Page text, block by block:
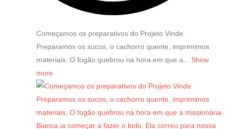
Começamos os preparativos do Projeto Vinde.
Preparamos os sucos, o cachorro quente, imprimimos
materiais. O fogão quebrou na hora em que a...
Show
more